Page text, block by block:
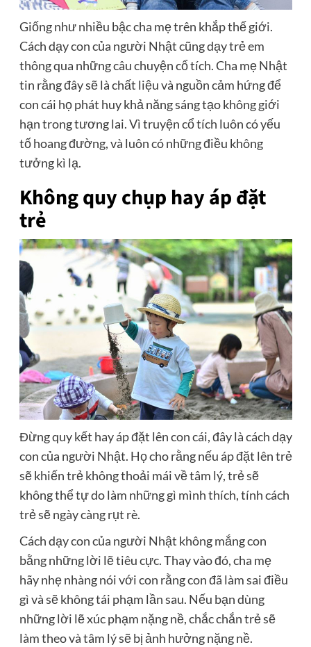
Giống như nhiều bậc cha mẹ trên khắp thế giới.
Cách dạy con của người Nhật cũng dạy trẻ em
thông qua những câu chuyện cổ tích. Cha mẹ Nhật
tin rằng đây sẽ là chất liệu và nguồn cảm hứng để
con cái họ phát huy khả năng sáng tạo không giới
hạn trong tương lai. Vì truyện cổ tích luôn có yếu
tố hoang đường, và luôn có những điều không
tưởng kì lạ.
Không quy chụp hay áp đặt
trẻ
Đừng quy kết hay áp đặt lên con cái, đây là cách dạy
con của người Nhật. Họ cho rằng nếu áp đặt lên trẻ
sẽ khiến trẻ không thoải mái về tâm lý, trẻ sẽ
không thể tự do làm những gì mình thích, tính cách
trẻ sẽ ngày càng rụt rè.
Cách dạy con của người Nhật không mắng con
bằng những lời lẽ tiêu cực. Thay vào đó, cha mẹ
hãy nhẹ nhàng nói với con rằng con đã làm sai điều
gì và sẽ không tái phạm lần sau. Nếu bạn dùng
những lời lẽ xúc phạm nặng nề, chắc chắn trẻ sẽ
làm theo và tâm lý sẽ bị ảnh hưởng nặng nề.